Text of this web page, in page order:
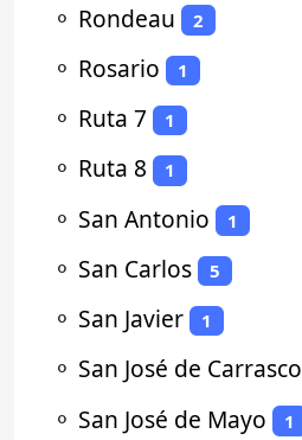
⚬ Rondeau 2
⚬ Rosario 1
⚬ Ruta 7 1
⚬ Ruta 8 1
⚬ San Antonio 1
⚬ San Carlos 5
⚬ San Javier 1
⚬ San José de Carrasco
⚬ San José de Mayo 1